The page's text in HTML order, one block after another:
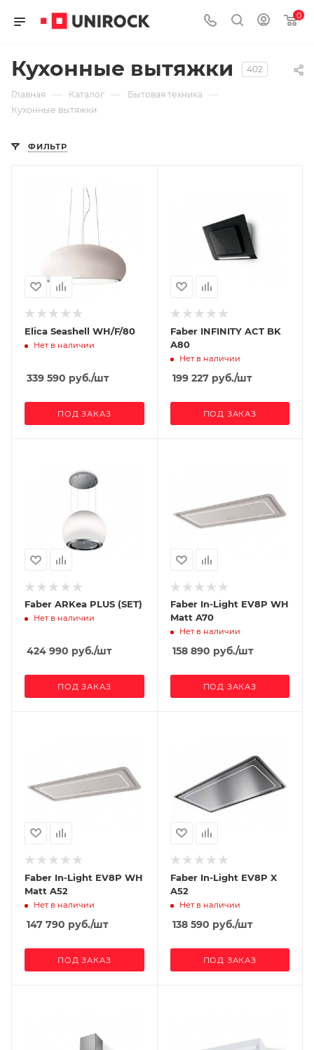
0
Кухонные вытяжки 402
Главная — Каталог — Бытовая техника —
Кухонные вытяжки
ФИЛЬТР
Elica Seashell WH/F/80
Нет в наличии
339 590 руб./шт
ПОД ЗАКАЗ
Faber INFINITY ACT BK
A80
Нет в наличии
199 227руб./шт
ПОД ЗАКАЗ
Faber ARKea PLUS (SET)
Нет в наличии
424 990 руб./шт
ПОД ЗАКАЗ
Faber In-Light EV8P WH
Matt A70
Нет в наличии
158 890 руб./шт
ПОД ЗАКАЗ
Faber In-Light EV8P WH
Matt A52
Нет в наличии
147 790 руб./шт
ПОД ЗАКАЗ
Faber In-Light EV8P X
A52
Нет в наличии
138 590 руб./шт
ПОД ЗАКАЗ